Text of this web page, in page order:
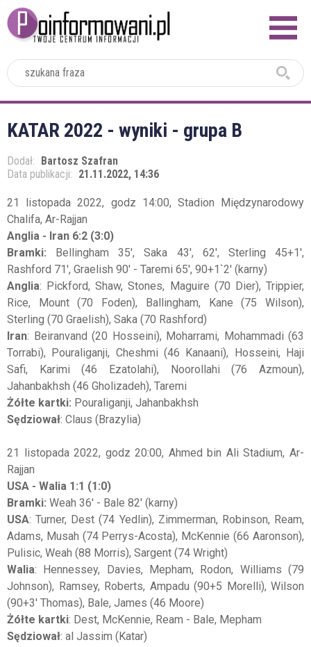
KATAR 2022 - wyniki - grupa B
Dodał: Bartosz Szafran
Data publikacji: 21.11.2022, 14:36
21 listopada 2022, godz 14:00, Stadion Międzynarodowy
Chalifa, Ar-Rajjan
Anglia - Iran 6:2 (3:0)
Bramki: Bellingham 35', Saka 43', 62', Sterling 45+1',
Rashford 71', Graelish 90' - Taremi 65', 90+1`2' (karny)
Anglia: Pickford, Shaw, Stones, Maguire (70 Dier), Trippier,
Rice, Mount (70 Foden), Ballingham, Kane (75 Wilson),
Sterling (70 Graelish), Saka (70 Rashford)
Iran: Beiranvand (20 Hosseini), Moharrami, Mohammadi (63
Torrabi), Pouraliganji, Cheshmi (46 Kanaani), Hosseini, Haji
Safi, Karimi (46 Ezatolahi), Noorollahi (76 Azmoun),
Jahanbakhsh (46 Gholizadeh), Taremi
Żółte kartki: Pouraliganji, Jahanbakhsh
Sędziował: Claus (Brazylia)
21 listopada 2022, godz 20:00, Ahmed bin Ali Stadium, Ar-
Rajjan
USA - Walia 1:1 (1:0)
Bramki: Weah 36' - Bale 82' (karny)
USA: Turner, Dest (74 Yedlin), Zimmerman, Robinson, Ream,
Adams, Musah (74 Perrys-Acosta), McKennie (66 Aaronson),
Pulisic, Weah (88 Morris), Sargent (74 Wright)
Walia: Hennessey, Davies, Mepham, Rodon, Williams (79
Johnson), Ramsey, Roberts, Ampadu (90+5 Morelli), Wilson
(90+3' Thomas), Bale, James (46 Moore)
Żółte kartki: Dest, McKennie, Ream - Bale, Mepham
Sędziował: al Jassim (Katar)